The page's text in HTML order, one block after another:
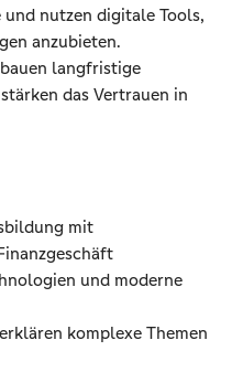
nutzen digitale Tools,
anzubieten.
langfristige
das Vertrauen in
mit
und moderne
komplexe Themen